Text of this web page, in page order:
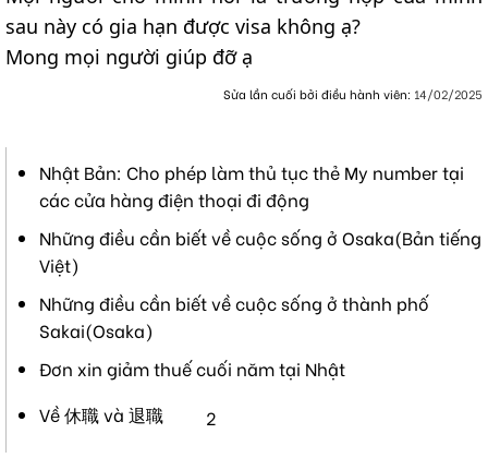
sau này có gia hạn được visa không ạ?
Mong mọi người giúp đỡ ạ
Sửa lần cuối bởi điều hành viên: 14/02/2025
Nhật Bản: Cho phép làm thủ tục thẻ My number tại
các cửa hàng điện thoại đi động
Những điều cần biết về cuộc sống ở Osaka(Bản tiếng
Việt)
Những điều cần biết về cuộc sống ở thành phố
Sakai(Osaka)
Đơn xin giảm thuế cuối năm tại Nhật
Về 休職 và 退職
2